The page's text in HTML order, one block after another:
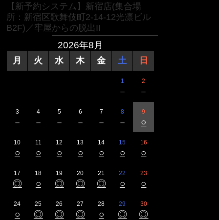
【新予約システム】新宿店(集合場
所：新宿区歌舞伎町2-14-12光凛ビル
B2F)／牢屋からの脱出II
2026年8月
月 火 水 木 金 土 日
1
－
2
－
3
－
4
－
5
－
6
－
7
－
8
－
9
○
10
○
11
○
12
○
13
○
14
○
15
○
16
○
17
◎
18
○
19
◎
20
◎
21
◎
22
○
23
○
24
○
25
◎
26
◎
27
◎
28
○
29
◎
30
◎